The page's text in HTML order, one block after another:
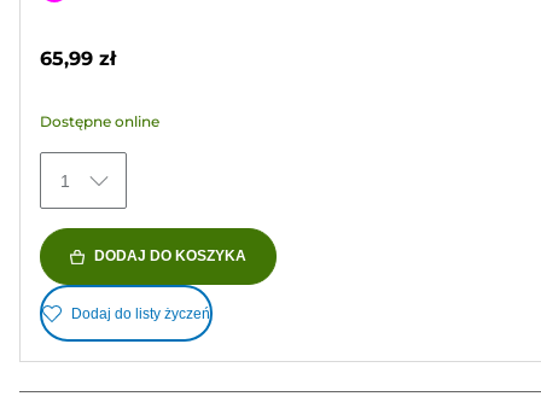
3
65,99 zł
Dostępne online
1
DODAJ DO KOSZYKA
Dodaj do listy życzeń